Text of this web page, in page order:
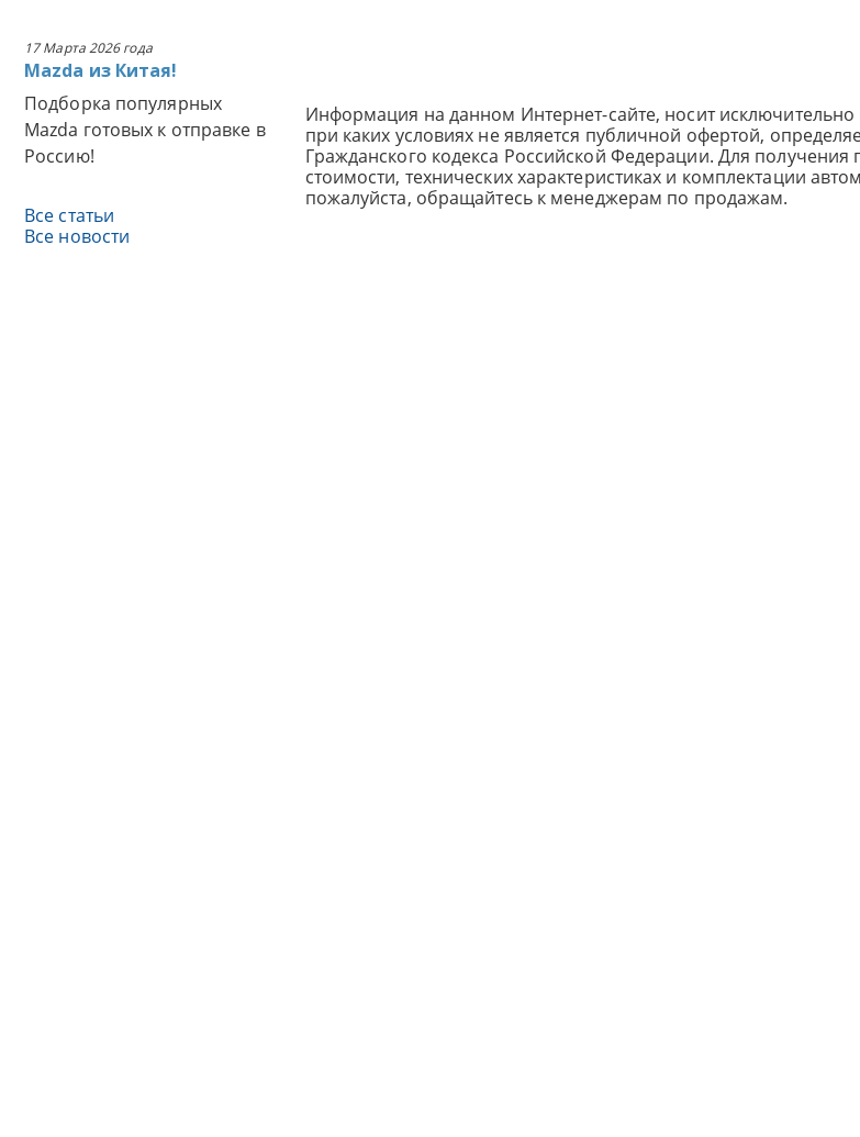
17 Марта 2026 года
Mazda из Китая!
Подборка популярных
Mazda готовых к отправке в
Россию!
Все статьи
Все новости
Информация на данном Интернет-сайте, носит
при каких условиях не является публичной офертой,
Гражданского кодекса Российской Федерации. Для
стоимости, технических характеристиках и комплектации
пожалуйста, обращайтесь к менеджерам по продажам.